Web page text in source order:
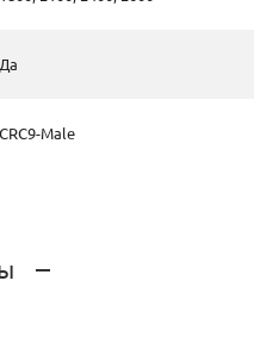
Да
CRC9-Male